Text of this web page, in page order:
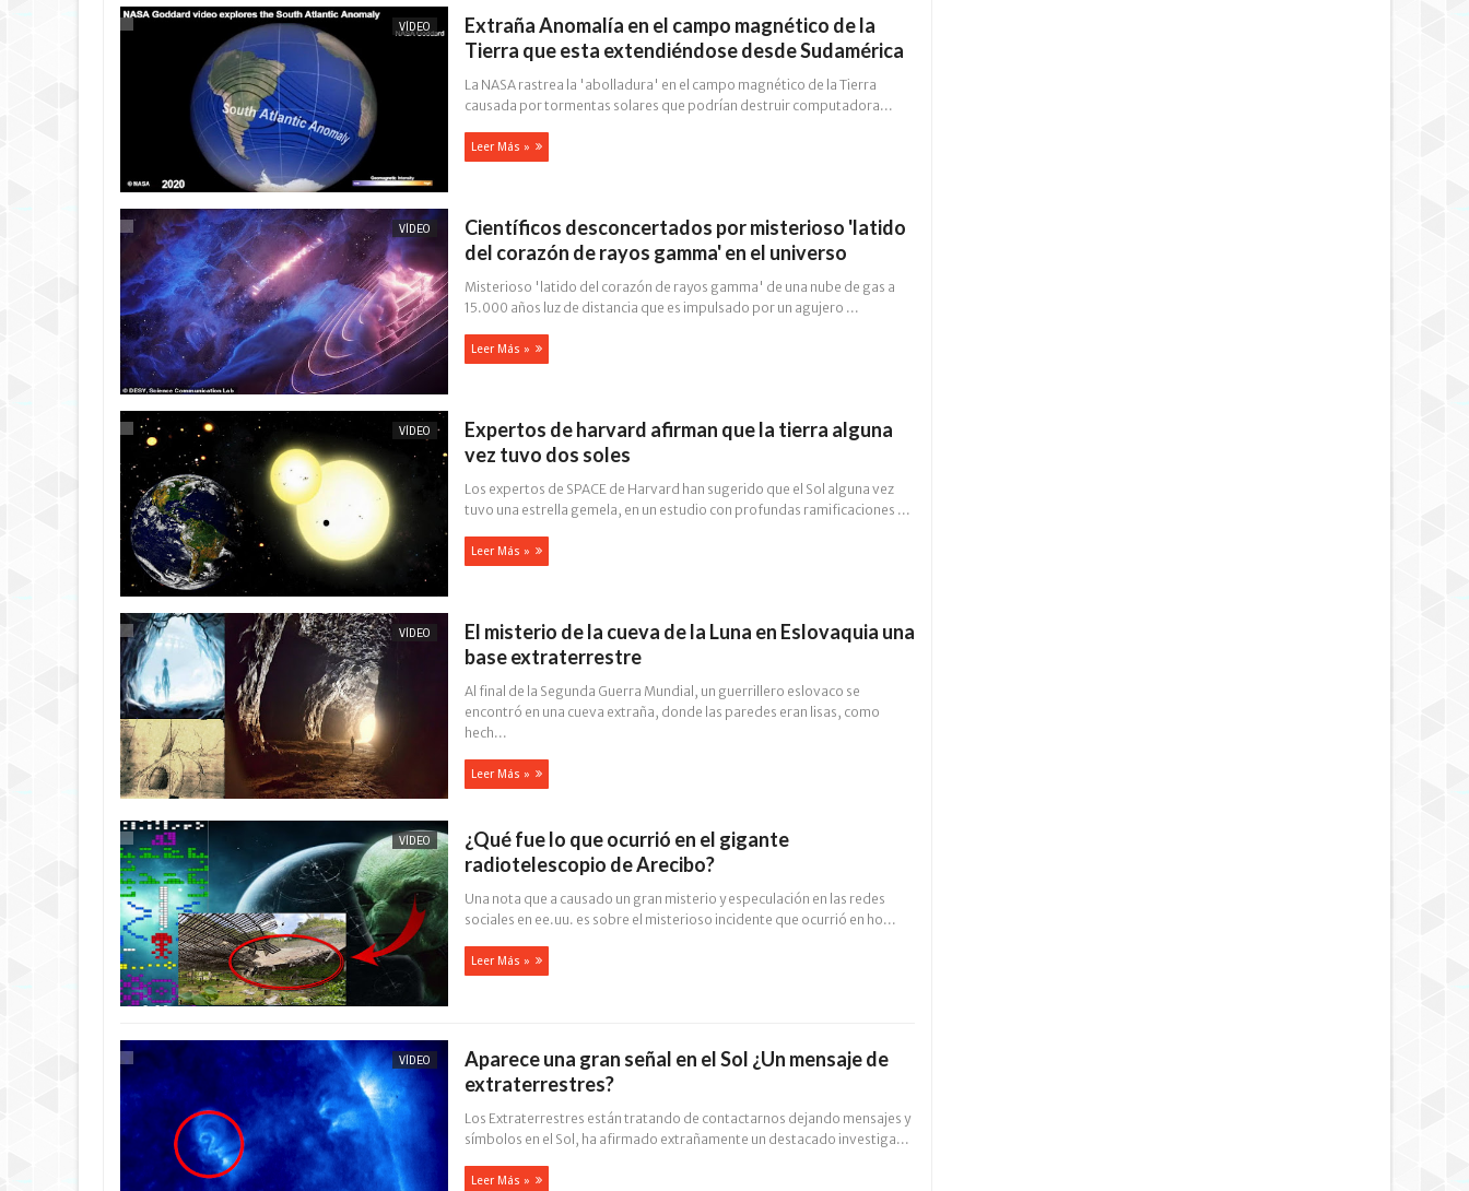
VÍDEO
Extraña Anomalía en el campo magnético de la
Tierra que esta extendiéndose desde Sudamérica
La NASA rastrea la 'abolladura' en el campo magnético de la Tierra
causada por tormentas solares que podrían destruir computadora...
Leer Más »
VÍDEO
Científicos desconcertados por misterioso 'latido
del corazón de rayos gamma' en el universo
Misterioso 'latido del corazón de rayos gamma' de una nube de gas a
15.000 años luz de distancia que es impulsado por un agujero ...
Leer Más »
VÍDEO
Expertos de harvard afirman que la tierra alguna
vez tuvo dos soles
Los expertos de SPACE de Harvard han sugerido que el Sol alguna vez
tuvo una estrella gemela, en un estudio con profundas ramificaciones ...
Leer Más »
VÍDEO
El misterio de la cueva de la Luna en Eslovaquia una
base extraterrestre
Al final de la Segunda Guerra Mundial, un guerrillero eslovaco se
encontró en una cueva extraña, donde las paredes eran lisas, como
hech...
Leer Más »
VÍDEO
¿Qué fue lo que ocurrió en el gigante
radiotelescopio de Arecibo?
Una nota que a causado un gran misterio y especulación en las redes
sociales en ee.uu. es sobre el misterioso incidente que ocurrió en ho...
Leer Más »
VÍDEO
Aparece una gran señal en el Sol ¿Un mensaje de
extraterrestres?
Los Extraterrestres están tratando de contactarnos dejando mensajes y
símbolos en el Sol, ha afirmado extrañamente un destacado investiga...
Leer Más »